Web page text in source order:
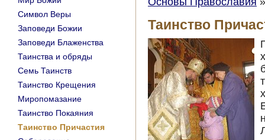
Таинство
Символ Веры
Заповеди Божии
Заповеди Блаженства
Таинства и обряды
Семь Таинств
Таинство Крещения
Миропомазание
Таинство Покаяния
Таинство Причастия